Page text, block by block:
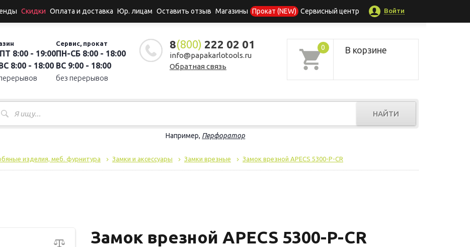
Скидки Оплата и доставка Юр. лицам Оставить отзыв Магазины Прокат (NEW) Сервисный центр Войти
8:00 - 19:00
8:00 - 18:00
Сервис, прокат
ПН-СБ 8:00 - 18:00
ВС 9:00 - 18:00
без перерывов
8(800) 222 02 01
info@papakarlotools.ru
Обратная связь
0 В корзине
НАЙТИ
Например, Перфоратор
изделия, меб. фурнитура Замки и аксессуары Замки врезные Замок врезной APECS 5300-P-CR
Замок врезной APECS 5300-P-CR